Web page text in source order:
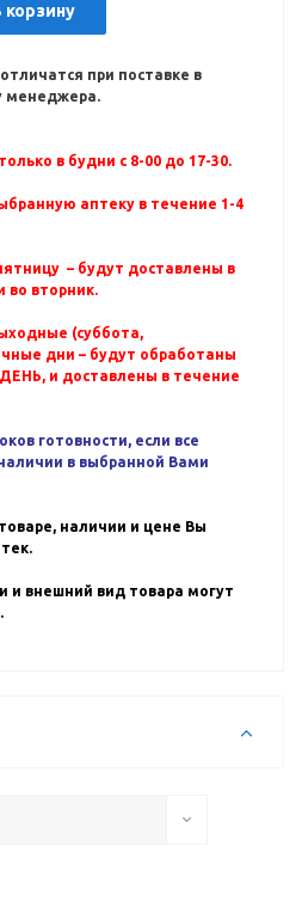
корзину
при поставке в
менеджера.
в будни с 8-00 до 17-30.
аптеку в течение 1-4
– будут доставлены в
во вторник.
(суббота,
дни – будут обработаны
и доставлены в течение
готовности, если все
в выбранной Вами
наличии и цене Вы
и внешний вид товара могут